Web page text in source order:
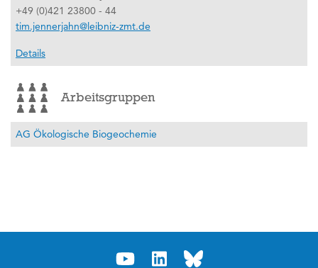
+49 (0)421 23800 - 44
tim.jennerjahn@leibniz-zmt.de
Details
Arbeitsgruppen
AG Ökologische Biogeochemie